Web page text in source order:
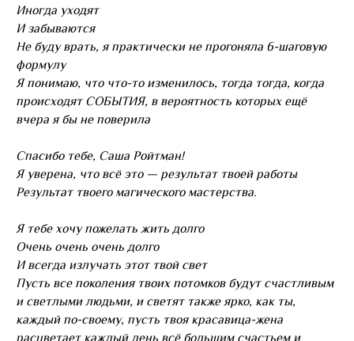
Иногда уходят
И забываются
Не буду врать, я практически не прогоняла 6-шаговую
формулу
Я понимаю, что что-то изменилось, тогда тогда, когда
происходят СОБЫТИЯ, в вероятность которых ещё
вчера я бы не поверила
Спасибо тебе, Саша Ройтман!
Я уверена, что всё это — результат твоей работы
Результат твоего магического мастерства.
Я тебе хочу пожелать жить долго
Очень очень очень долго
И всегда излучать этот твой свет
Пусть все поколения твоих потомков будут счастливым
и светлыми людьми, и светят также ярко, как ты,
каждый по-своему, пусть твоя красавица-жена
расцветает каждый день всё большим счастьем и